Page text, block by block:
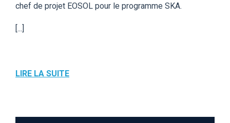
chef de projet EOSOL pour le programme SKA.
[...]
LIRE LA SUITE